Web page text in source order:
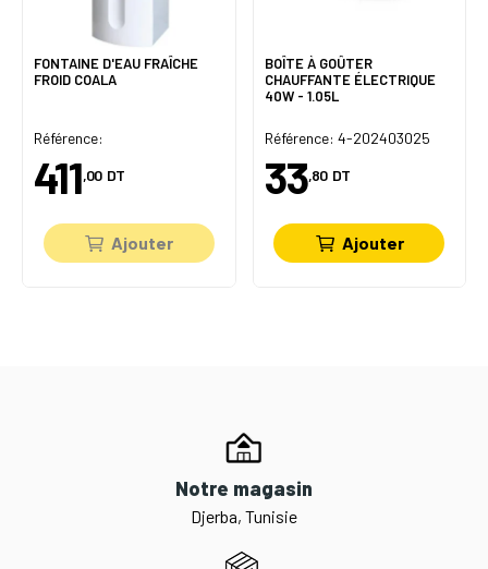
FONTAINE D'EAU FRAÎCHE
FROID COALA
Référence:
411,00 DT
Ajouter
BOÎTE À GOÛTER
CHAUFFANTE ÉLECTRIQUE
40W - 1.05L
Référence: 4-202403025
33,80 DT
Ajouter
Notre magasin
Djerba, Tunisie